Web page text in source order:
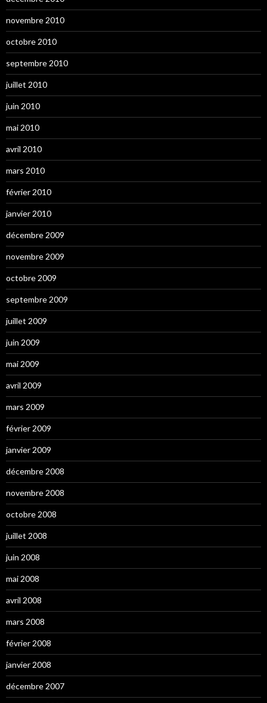
novembre 2010
octobre 2010
septembre 2010
juillet 2010
juin 2010
mai 2010
avril 2010
mars 2010
février 2010
janvier 2010
décembre 2009
novembre 2009
octobre 2009
septembre 2009
juillet 2009
juin 2009
mai 2009
avril 2009
mars 2009
février 2009
janvier 2009
décembre 2008
novembre 2008
octobre 2008
juillet 2008
juin 2008
mai 2008
avril 2008
mars 2008
février 2008
janvier 2008
décembre 2007